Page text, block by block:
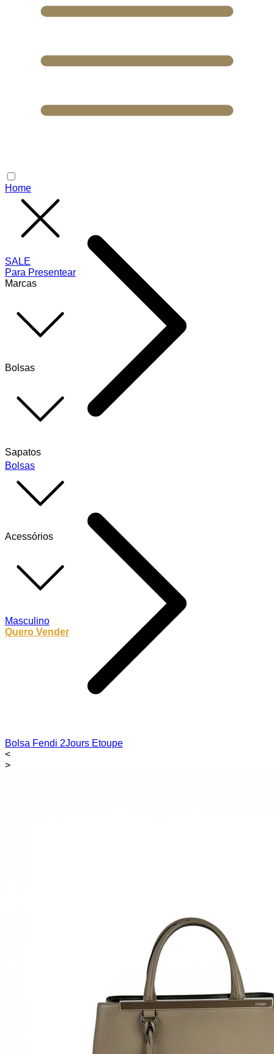
SALE
Para Presentear
Marcas
Bolsas
Sapatos
Acessórios
Masculino
Quero Vender
Home
Bolsas
Bolsa Fendi 2Jours Etoupe
<
>